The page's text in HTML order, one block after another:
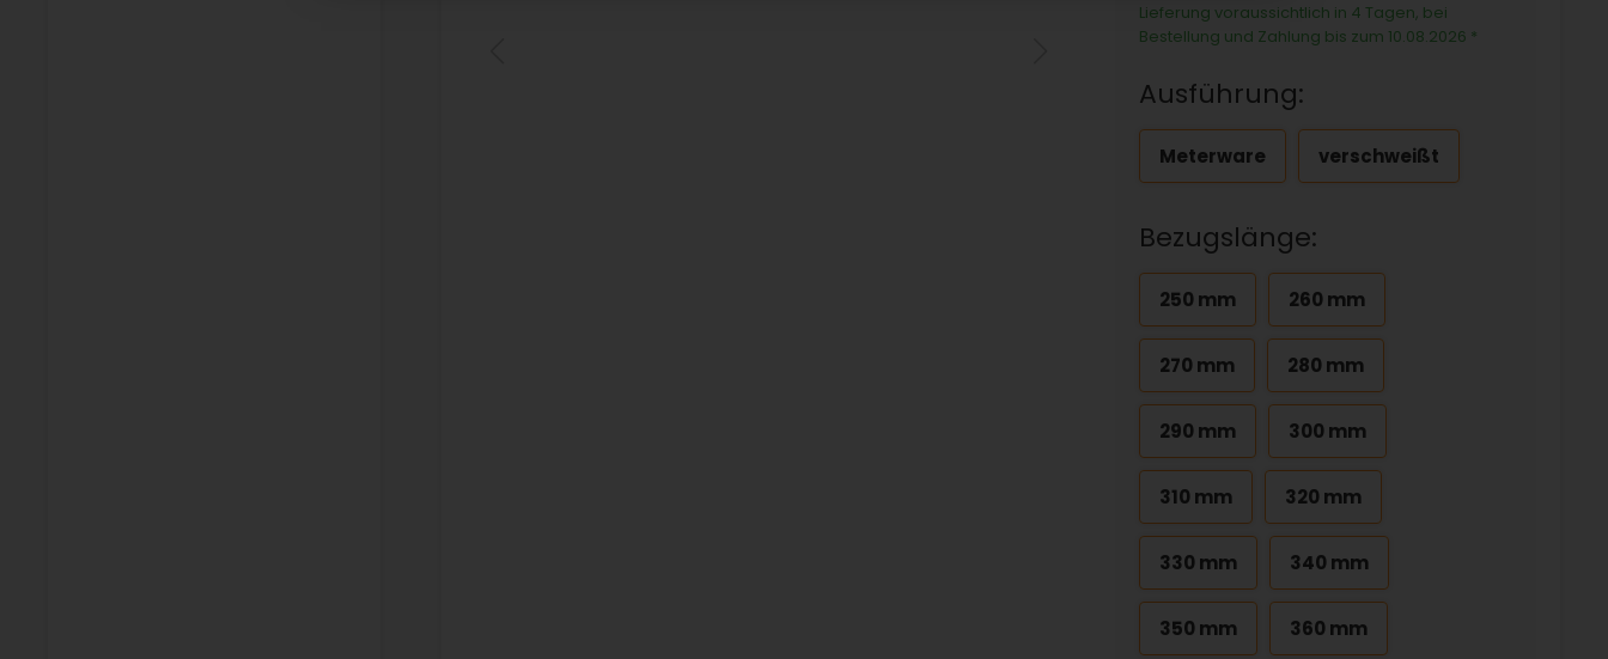
Lieferung voraussichtlich in 4 Tagen, bei
Bestellung und Zahlung bis zum 10.08.2026 *
Ausführung:
Meterware verschweißt
Bezugslänge:
250 mm 260 mm
270 mm 280 mm
290 mm 300 mm
310 mm 320 mm
330 mm 340 mm
350 mm 360 mm